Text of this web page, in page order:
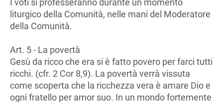
I voti si professeranno durante un momento
liturgico della Comunità, nelle mani del Moderatore
della Comunità.
Art. 5 - La povertà
Gesù da ricco che era si è fatto povero per farci tutti
ricchi. (cfr. 2 Cor 8,9). La povertà verrà vissuta
come scoperta che la ricchezza vera è amare Dio e
ogni fratello per amor suo. In un mondo fortemente